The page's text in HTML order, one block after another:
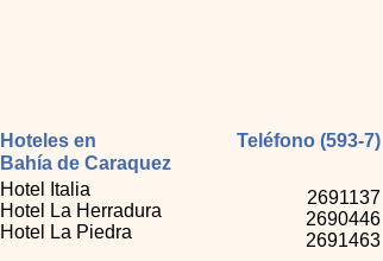
Hoteles en
Bahía de Caraquez
Teléfono (593-7)
Hotel Italia
Hotel La Herradura
Hotel La Piedra
2691137
2690446
2691463